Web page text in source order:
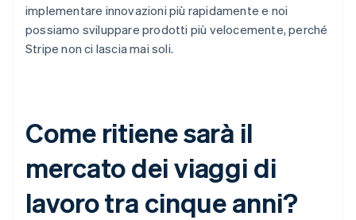
implementare innovazioni più rapidamente e noi
possiamo sviluppare prodotti più velocemente, perché
Stripe non ci lascia mai soli.
Come ritiene sarà il
mercato dei viaggi di
lavoro tra cinque anni?